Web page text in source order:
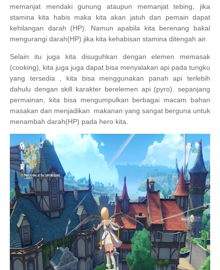
memanjat mendaki gunung ataupun memanjat tebing, jika
stamina kita habis maka kita akan jatuh dan pemain dapat
kehilangan darah (HP). Namun apabila kita berenang bakal
mengurangi darah(HP) jika kita kehabisan stamina ditengah air.
Selain itu juga kita disuguhkan dengan elemen memasak
(cooking), kita juga juga dapat bisa menyalakan api pada tungku
yang tersedia , kita bisa menggunakan panah api terlebih
dahulu dengan skill karakter berelemen api (pyro). sepanjang
permainan, kita bisa mengumpulkan berbagai macam bahan
masakan dan menjadikan makanan yang sangat berguna untuk
menambah darah(HP) pada hero kita.